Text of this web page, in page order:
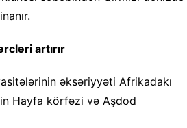
artırır
əksəriyyəti Afrikadakı
Hayfa körfəzi və Aşdod